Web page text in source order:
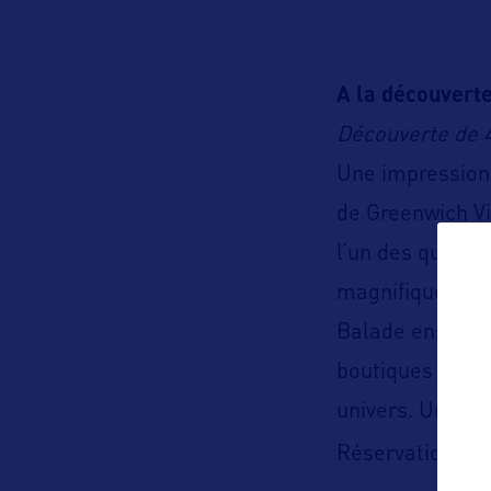
A la
Découverte de
Une
de Greenwich
l’un des
magnifiques
Balade ensuite
boutiques de
univers. Un
Réservations :